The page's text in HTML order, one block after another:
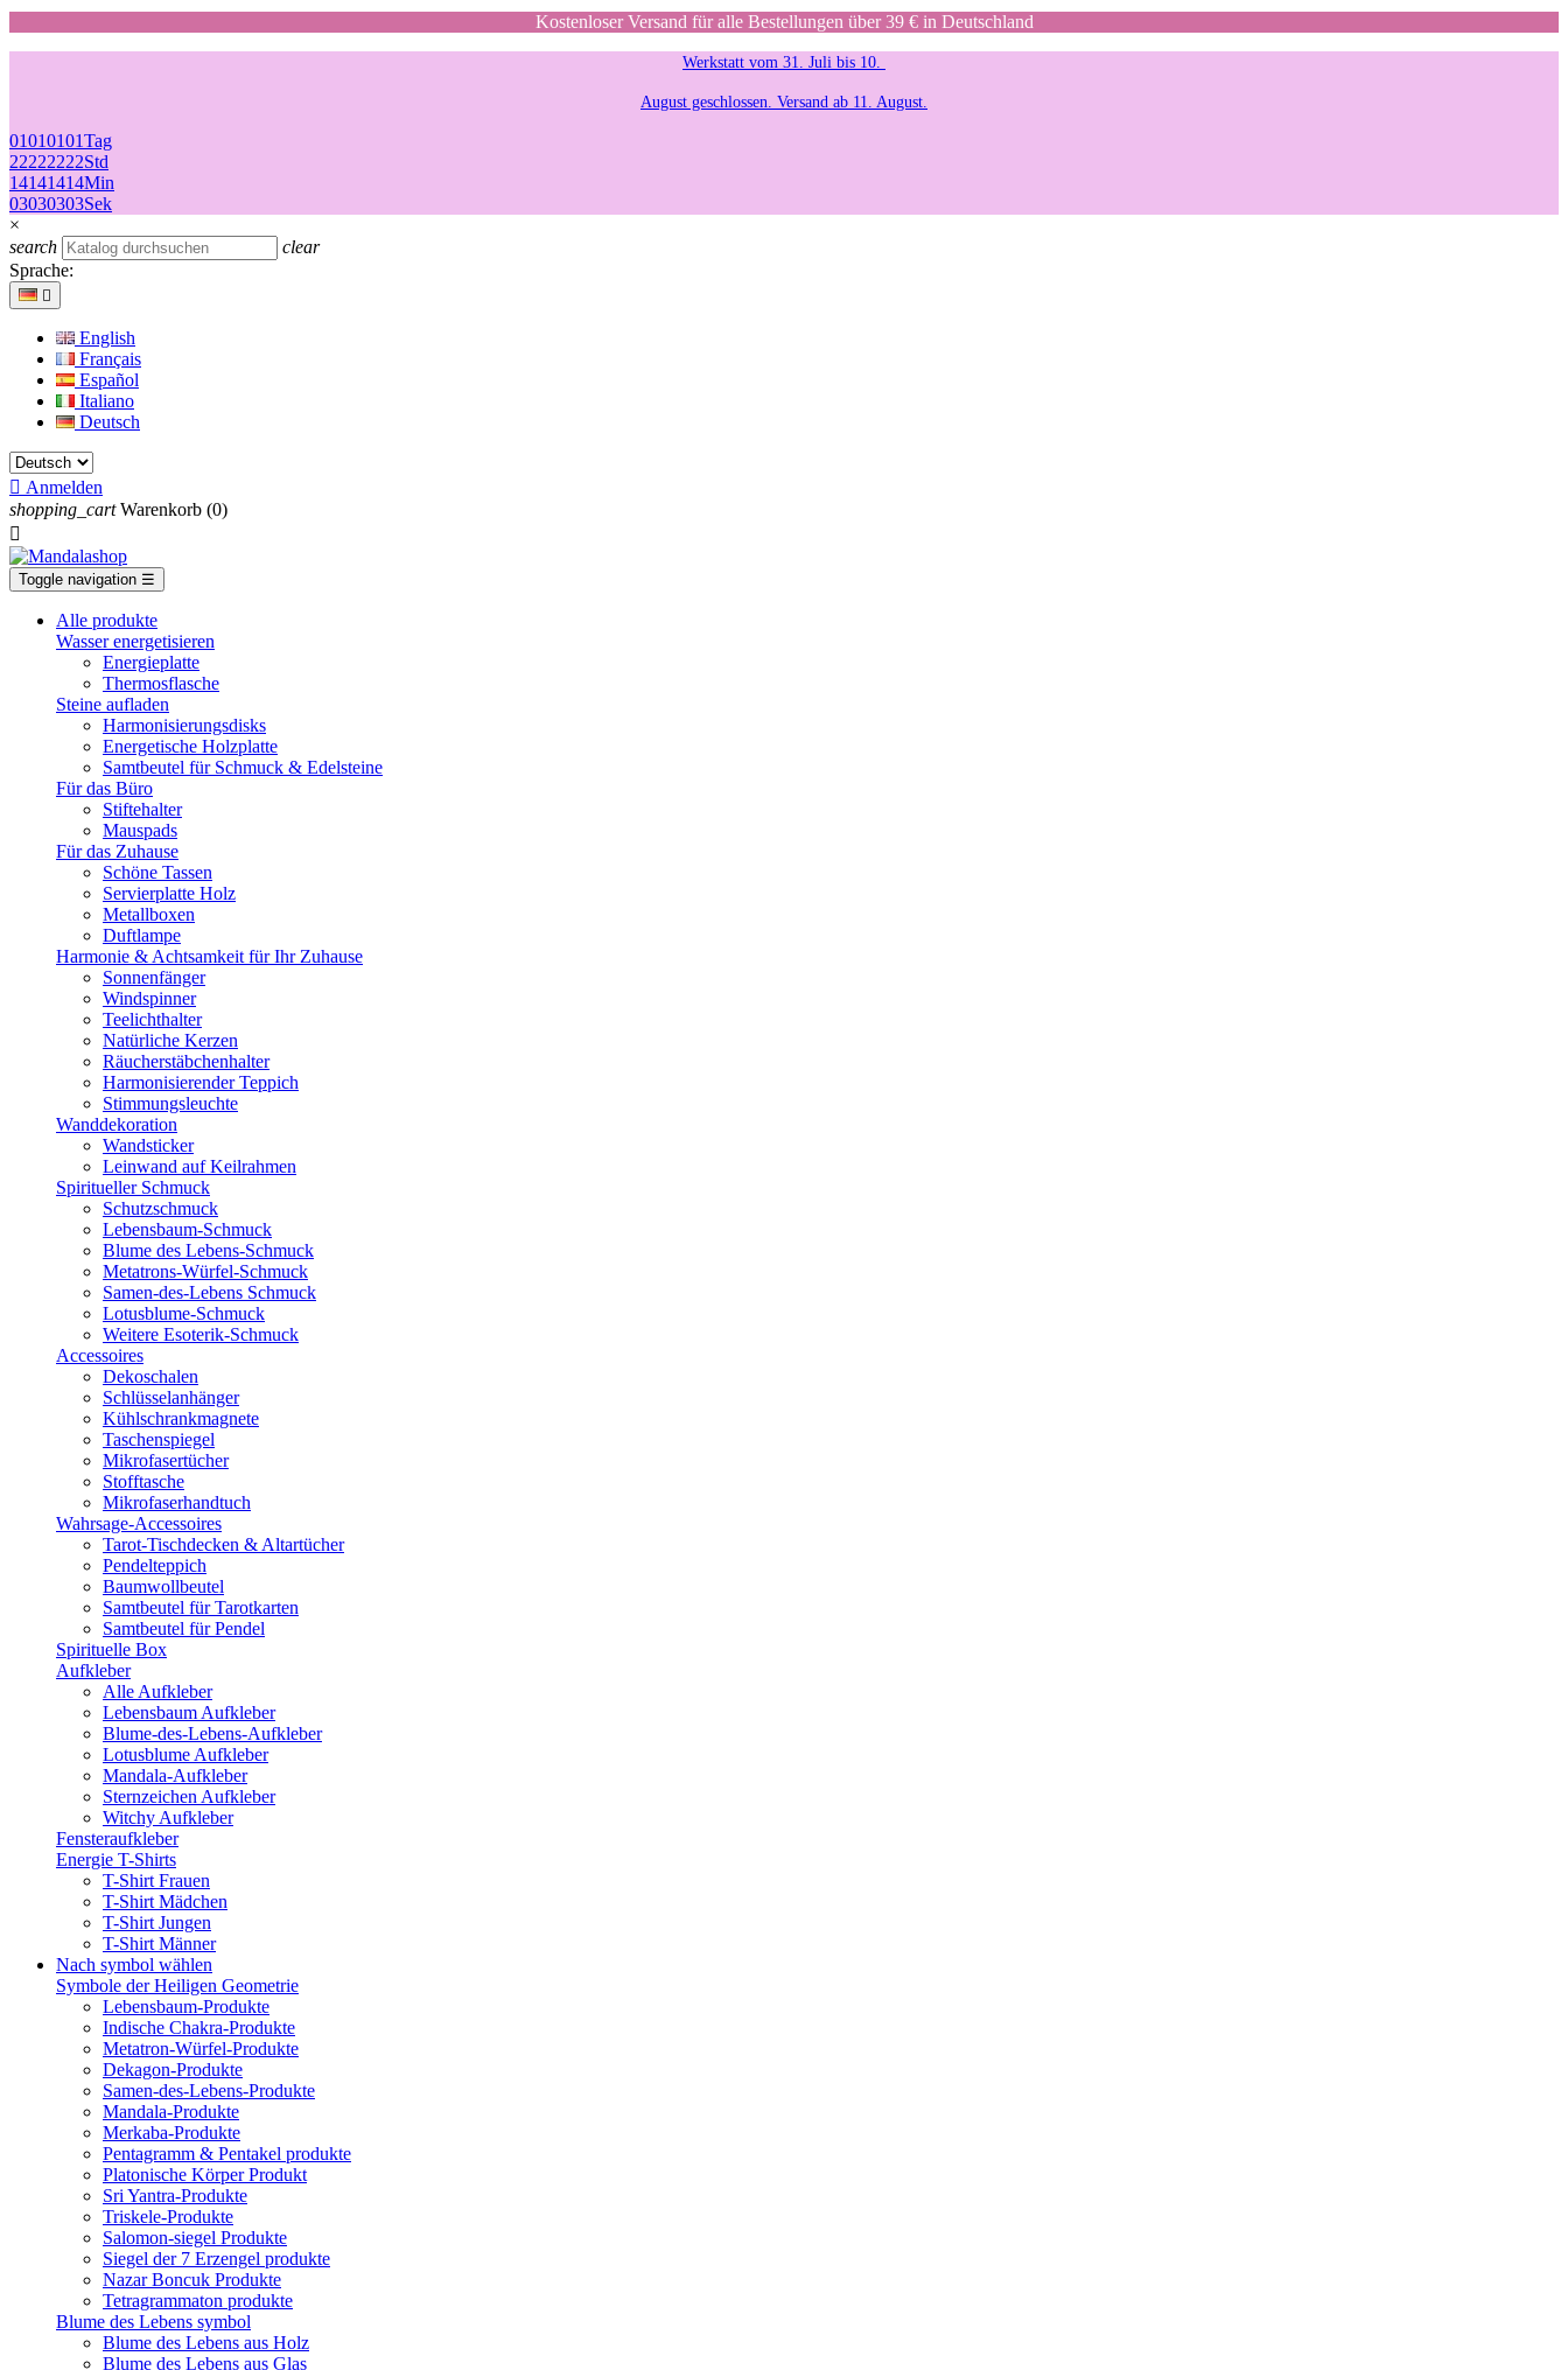
Kostenloser Versand für alle Bestellungen über 39 € in Deutschland
Werkstatt vom 31. Juli bis 10.
August geschlossen. Versand ab 11. August.
01010101Tag
22222222Std
14141414Min
03030303Sek
×
search
clear
Sprache:

English
Français
Español
Italiano
Deutsch
 Anmelden
shopping_cart Warenkorb (0)

Toggle navigation ☰
Alle produkte
Wasser energetisieren
Energieplatte​
Thermosflasche
Steine aufladen
Harmonisierungsdisks
Energetische Holzplatte
Samtbeutel für Schmuck & Edelsteine
Für das Büro
Stiftehalter
Mauspads
Für das Zuhause
Schöne Tassen
Servierplatte Holz
Metallboxen
Duftlampe
Harmonie & Achtsamkeit für Ihr Zuhause
Sonnenfänger
Windspinner
Teelichthalter
Natürliche Kerzen
Räucherstäbchenhalter
Harmonisierender Teppich
Stimmungsleuchte
Wanddekoration
Wandsticker
Leinwand auf Keilrahmen
Spiritueller Schmuck
Schutzschmuck
Lebensbaum-Schmuck
Blume des Lebens-Schmuck
Metatrons-Würfel-Schmuck
Samen-des-Lebens Schmuck
Lotusblume-Schmuck
Weitere Esoterik-Schmuck
Accessoires
Dekoschalen
Schlüsselanhänger
Kühlschrankmagnete
Taschenspiegel
Mikrofasertücher
Stofftasche
Mikrofaserhandtuch
Wahrsage-Accessoires
Tarot-Tischdecken & Altartücher
Pendelteppich
Baumwollbeutel
Samtbeutel für Tarotkarten
Samtbeutel für Pendel
Spirituelle Box
Aufkleber
Alle Aufkleber
Lebensbaum Aufkleber
Blume-des-Lebens-Aufkleber
Lotusblume Aufkleber
Mandala-Aufkleber
Sternzeichen Aufkleber
Witchy Aufkleber
Fensteraufkleber
Energie T-Shirts
T-Shirt Frauen
T-Shirt Mädchen
T-Shirt Jungen
T-Shirt Männer
Nach symbol wählen
Symbole der Heiligen Geometrie
Lebensbaum-Produkte
Indische Chakra-Produkte
Metatron-Würfel-Produkte
Dekagon-Produkte
Samen-des-Lebens-Produkte
Mandala-Produkte
Merkaba-Produkte
Pentagramm & Pentakel produkte
Platonische Körper Produkt
Sri Yantra-Produkte
Triskele-Produkte
Salomon-siegel Produkte
Siegel der 7 Erzengel produkte
Nazar Boncuk Produkte
Tetragrammaton produkte
Blume des Lebens symbol​
Blume des Lebens aus Holz
Blume des Lebens aus Glas